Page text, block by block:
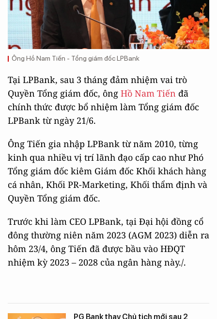
Ông Hồ Nam Tiến - Tổng giám đốc LPBank
Tại LPBank, sau 3 tháng đảm nhiệm vai trò
Quyền Tổng giám đốc, ông Hồ Nam Tiến đã
chính thức được bổ nhiệm làm Tổng giám đốc
LPBank từ ngày 21/6.
Ông Tiến gia nhập LPBank từ năm 2010, từng
kinh qua nhiều vị trí lãnh đạo cấp cao như Phó
Tổng giám đốc kiêm Giám đốc Khối khách hàng
cá nhân, Khối PR-Marketing, Khối thẩm định và
Quyền Tổng giám đốc.
Trước khi làm CEO LPBank, tại Đại hội đồng cổ
đông thường niên năm 2023 (AGM 2023) diễn ra
hôm 23/4, ông Tiến đã được bầu vào HĐQT
nhiệm kỳ 2023 – 2028 của ngân hàng này./.
PG Bank thay Chủ tịch mới sau 2